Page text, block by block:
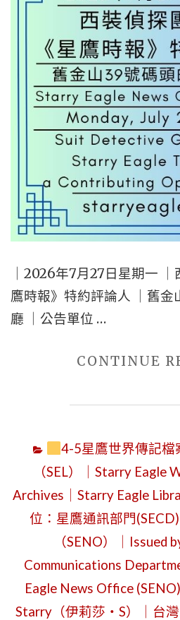
｜2026年7月27日星期一
鷹時報》特約評論人 ｜舊金
廳 ｜公告單位 …
CONTINUE
4-5星鷹世界傳記檔
（SEL）｜Starry Eagle
Archives｜Starry Eagle
位：星鷹通訊部門
（SENO）｜Issued
Communications
Eagle News Office (SENO)
Starry（伊莉莎・S）｜台